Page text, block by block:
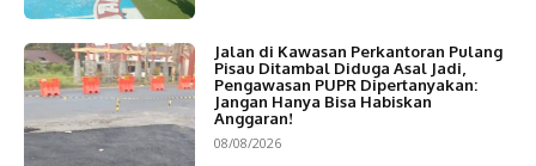
Jalan di Kawasan Perkantoran Pulang
Pisau Ditambal Diduga Asal Jadi,
Pengawasan PUPR Dipertanyakan:
Jangan Hanya Bisa Habiskan
Anggaran!
08/08/2026